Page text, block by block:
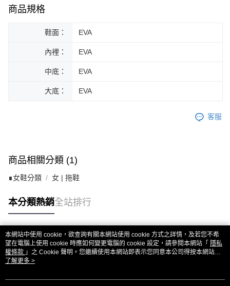
商品規格
鞋面： EVA
內裡： EVA
中底： EVA
大底： EVA
客服
商品相關分類 (1)
∎女鞋分類 女 | 拖鞋
本分類熱銷全站排行
熱門標籤
本網站中使用 cookie，欲查詢有關本網站使用 cookie 方式之詳情，及若您不希
望在電腦上使用 cookie 時應如何變更電腦的 cookie 設定，請參閱本網站「 隱私
權條款 」之 Cookie 聲明。您繼續使用本網站即表示您同意本公司得按本網站使
用條款之 Cookie 聲明使用 cookie。
了解更多 >